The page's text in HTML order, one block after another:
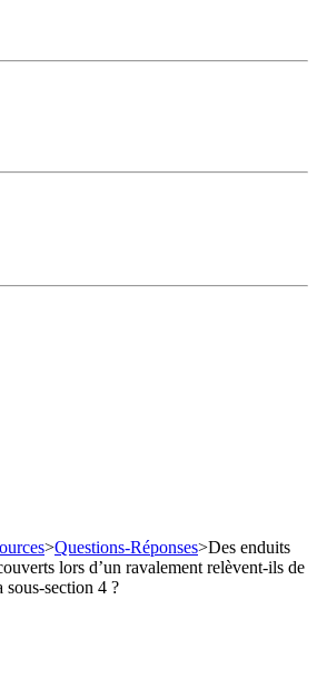
>Questions-Réponses>Des enduits
lors d’un ravalement relèvent-ils de
sous-section 4 ?